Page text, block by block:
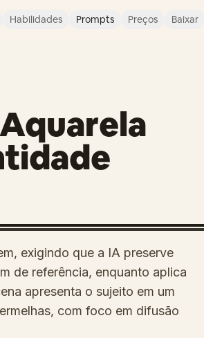
Habilidades Prompts Preços Baixar
exigindo que a IA preserve
de referência, enquanto aplica
apresenta o sujeito em um
com foco em difusão